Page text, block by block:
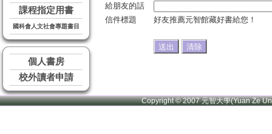
課程指定用書
國科會人文社會專題書目
個人書房
校外讀者申請
給朋友的話
信件標題
好友推薦元智館藏好書給您！
Copyright © 2007 元智大學(Yuan Ze